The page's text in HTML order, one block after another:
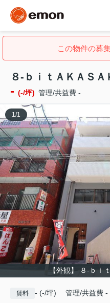
この物件の募
８-ｂｉｔＡＫＡＳＡ
- (-/坪) 管理/共益費 -
【外観】 ８-ｂｉ
1 /1
賃料 - (-/坪) 管理/共益費 -